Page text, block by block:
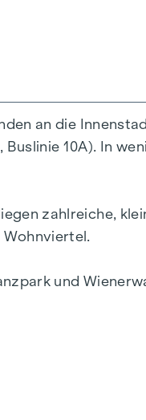
Von der
an die
10A). In
zahlreiche,
und